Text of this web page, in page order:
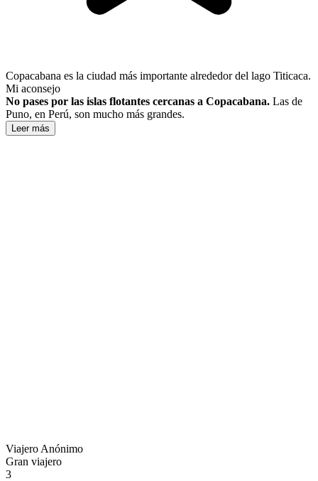
Copacabana es la ciudad más importante alrededor del lago Titicaca.
Mi aconsejo
No pases por las islas flotantes cercanas a Copacabana. Las de
Puno, en Perú, son mucho más grandes.
Leer más
Viajero Anónimo
Gran viajero
3